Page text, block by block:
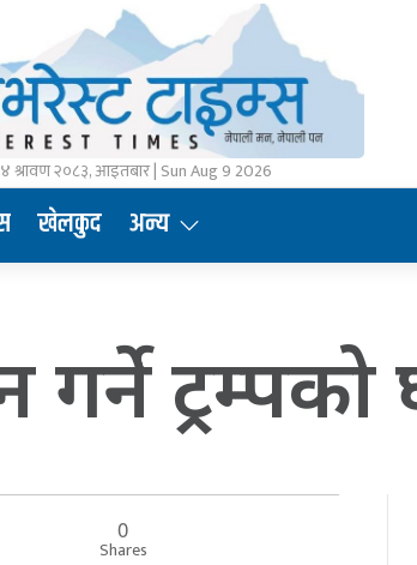
श्रावण २०८३, आइतबार | Sun Aug 9 2026
खेलकुद अन्य
गर्ने
0
Shares